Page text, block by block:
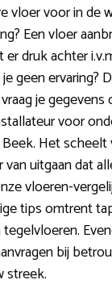
vloer voor in de
Een vloer
druk achter
geen ervaring?
je gegevens
voor
Het scheelt
van uitgaan dat
vloeren-
tips omtrent
bij
streek.